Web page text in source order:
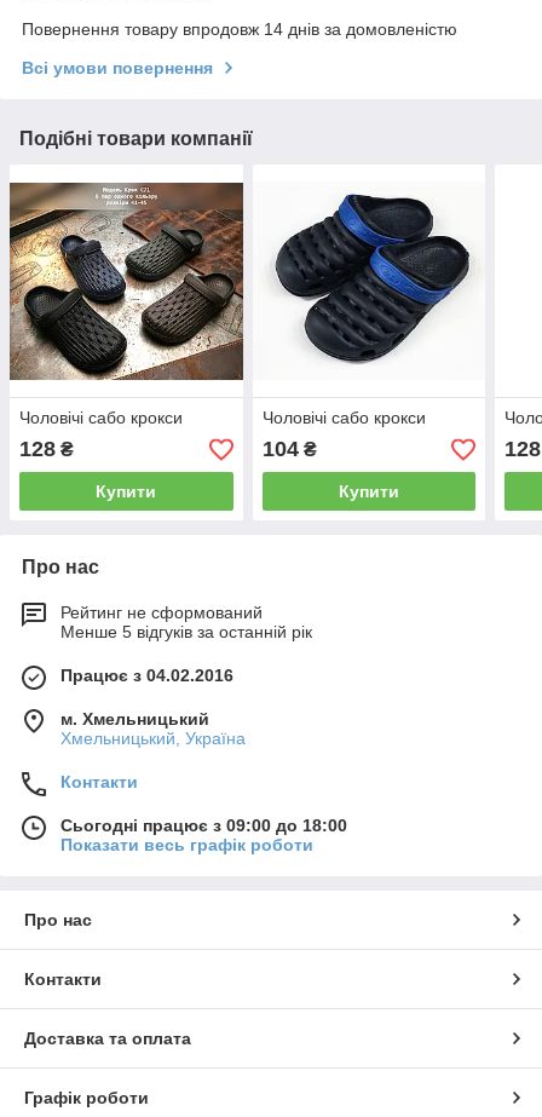
Повернення товару впродовж 14 днів за домовленістю
Всі умови повернення
Подібні товари компанії
Чоловічі сабо крокси
128 ₴
Купити
Чоловічі сабо крокси
104₴
Купити
128
Про нас
Рейтинг не сформований
Менше 5 відгуків за останній рік
Працює з 04.02.2016
м. Хмельницький
Хмельницький, Україна
Контакти
Сьогодні працює з 09:00 до 18:00
Показати весь графік роботи
Про нас
Контакти
Доставка та оплата
Графік роботи